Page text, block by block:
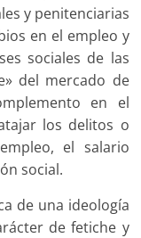
y penitenciarias
en el empleo y
sociales de las
del mercado de
en el
los delitos o
el salario
social.
de una ideología
de fetiche y